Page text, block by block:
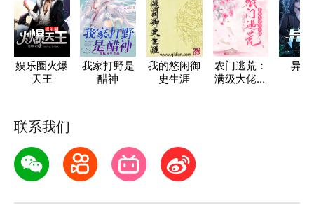
娱乐圈火爆
天王
我家打野是
醋神
我的悠闲御
史生涯
农门逃荒：
满级大佬有
异
联系我们